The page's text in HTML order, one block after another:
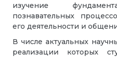
изучение
познавательных
его деятельности и
В числе актуальных
реализации которых